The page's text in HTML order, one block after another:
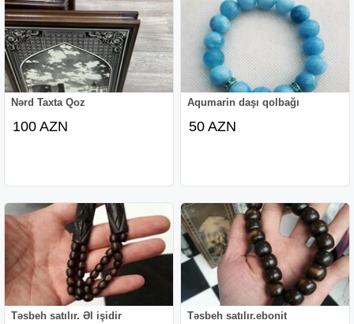
Nərd Taxta Qoz
100 AZN
Aqumarin daşı qolbağı
50 AZN
Təsbeh satılır. Əl işidir Təsbeh satılır.ebonit